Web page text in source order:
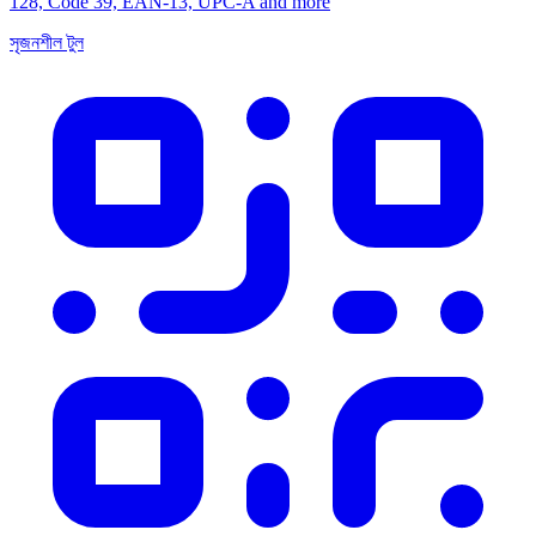
সৃজনশীল টুল